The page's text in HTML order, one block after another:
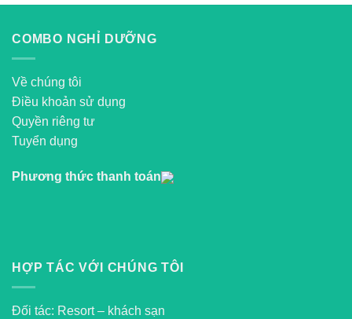
Nhất Ở Bali
COMBO NGHỈ DƯỠNG
Về chúng tôi
Điều khoản sử dụng
Quyền riêng tư
Tuyển dụng
Phương thức thanh toán
HỢP TÁC VỚI CHÚNG TÔI
Đối tác: Resort – khách sạn